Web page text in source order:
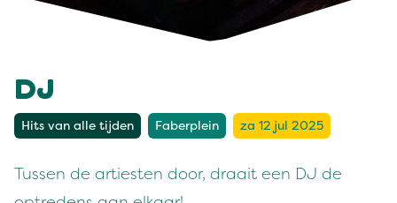
DJ
Hits van alle tijden Faberplein za 12 jul 2025
Tussen de artiesten door, draait een DJ de